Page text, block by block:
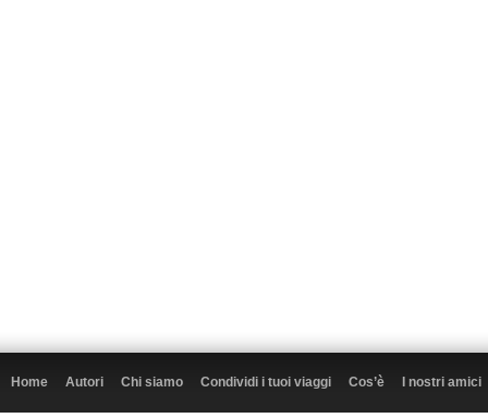
Home Autori Chi siamo Condividi i tuoi viaggi Cos’è I nostri amici